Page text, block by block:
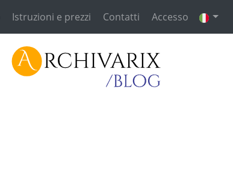
Istruzioni e prezzi Contatti Accesso